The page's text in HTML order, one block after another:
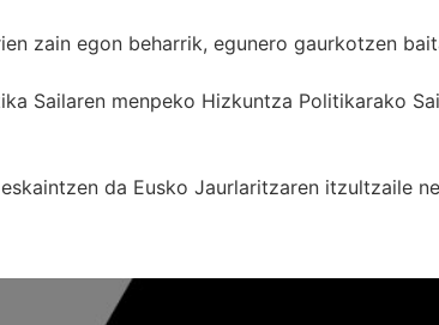
zain egon beharrik, egunero gaurkotzen
Sailaren menpeko Hizkuntza Politikarako
da Eusko Jaurlaritzaren itzultzaile